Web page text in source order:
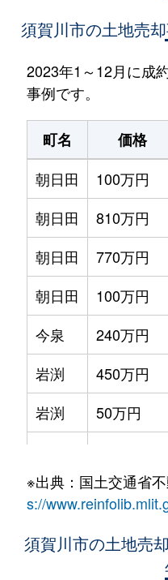
須賀川市の土地売
2023年1～12月に成
事例です。
町名 価格
朝日田
100万円
朝日田
810万円
朝日田
770万円
朝日田
100万円
今泉
240万円
岩渕
450万円
岩渕
50万円
馬町
220万円
※出典：国土交通省
s://
須賀川市の土地売